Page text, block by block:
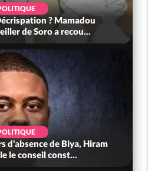
SOCIÉTÉ
Côte d'Ivoire : Fin du rachat des
tonnes de cacao, le SYNARFA-
Côte d'Ivoire : Violences tragiques à
(Mé) ayant fait 03 morts,